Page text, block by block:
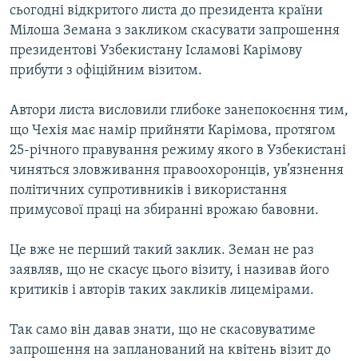
ДОЛУЧАЙСЯ!
Усі сайти RFE/RL
сьогодні відкритого листа до президента країни
Мілоша Земана з закликом скасувати запрошення
президентові Узбекистану Ісламові Карімову
прибути з офіційним візитом.
Автори листа висловили глибоке занепокоєння тим,
що Чехія має намір прийняти Карімова, протягом
25-річного правування режиму якого в Узбекистані
чиняться зловживання правоохоронців, ув’язнення
політичних супротивників і використання
примусової праці на збиранні врожаю бавовни.
Це вже не перший такий заклик. Земан не раз
заявляв, що не скасує цього візиту, і називав його
критиків і авторів таких закликів лицемірами.
Так само він давав знати, що не скасовуватиме
запрошення на запланований на квітень візит до